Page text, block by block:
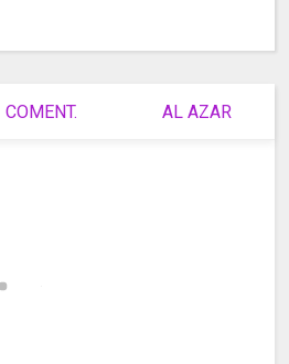
COMENT. AL AZAR